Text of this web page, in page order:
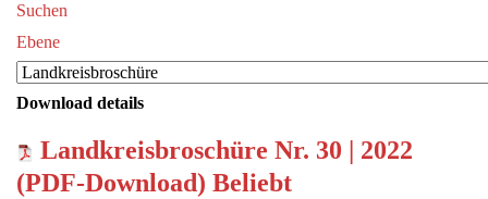
Suchen
Ebene
Download details
Landkreisbroschüre Nr. 30 | 2022
(PDF-Download) Beliebt